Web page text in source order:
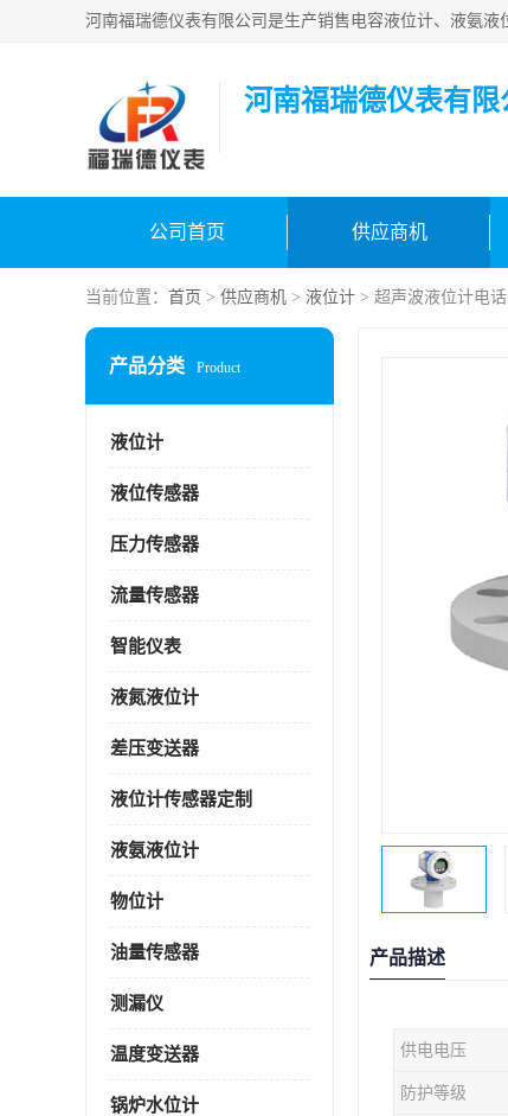
河南福瑞德仪表有限
公司首页 供应商机
当前位置： 首页 > 供应商机 > 液位计 > 超声波液位计电
产品分类 Product
液位计
液位传感器
压力传感器
流量传感器
智能仪表
液氮液位计
差压变送器
液位计传感器定制
液氨液位计
物位计
油量传感器
测漏仪
温度变送器
锅炉水位计
产品描述
供电电压
防护等级